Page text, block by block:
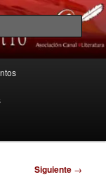
Rostro"
Siguiente →